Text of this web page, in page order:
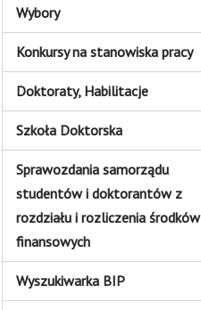
Wybory
Konkursy na stanowiska pracy
Doktoraty, Habilitacje
Szkoła Doktorska
Sprawozdania samorządu
studentów i doktorantów z
rozdziału i rozliczenia środków
finansowych
Wyszukiwarka BIP